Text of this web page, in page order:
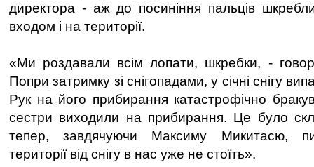
директора - аж до посиніння пальців
входом і на території.
«Ми роздавали всім лопати, шкребки, -
Попри затримку зі снігопадами, у січні снігу
Рук на його прибирання катастрофічно
сестри виходили на прибирання. Це було
тепер, завдячуючи Максиму Микитасю,
території від снігу в нас уже не стоїть».